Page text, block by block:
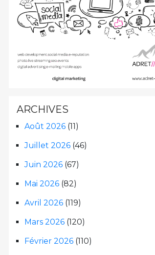
ARCHIVES
Août 2026 (11)
Juillet 2026 (46)
Juin 2026 (67)
Mai 2026 (82)
Avril 2026 (119)
Mars 2026 (120)
Février 2026 (110)